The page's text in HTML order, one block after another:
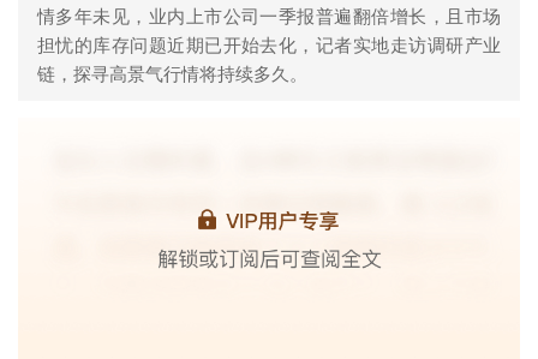
情多年未见，业内上市公司一季报普遍翻倍增长，且市场
担忧的库存问题近期已开始去化，记者实地走访调研产业
链，探寻高景气行情将持续多久。